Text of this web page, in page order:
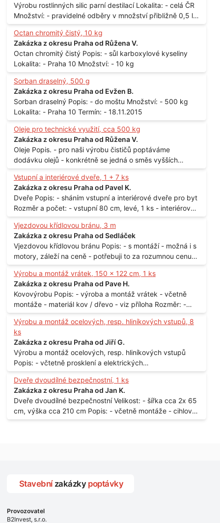
Výrobu rostlinných silic parní destilací Lokalita: - celá ČR
Množství: - pravidelné odběry v množství přibližně 0,5 l
až 1 l
Octan chromitý čistý, 10 kg
Zakázka z okresu Praha od Růžena V.
Octan chromitý čistý Popis: - sůl karboxylové kyseliny
Lokalita: - Praha 10 Množství: - 10 kg
Sorban draselný, 500 g
Zakázka z okresu Praha od Evžen B.
Sorban draselný Popis: - do moštu Množství: - 500 kg
Lokalita: - Praha 10 Termín: - 18.11.2015
Oleje pro technické využití, cca 500 kg
Zakázka z okresu Praha od Růžena V.
Oleje Popis. - pro naši výrobu čističů poptáváme
dodávku olejů - konkrétně se jedná o směs vyšších
mastných kyselin s převahou olejové kyseliny - účelem je
technické využití - hustota při 20°C - cca 870 kg / m3
Balení: - po 190 kg v sudu Množství: - cca 500 kg - roční
spotřeba Lokalita: - Praha
Vstupní a interiérové dveře, 1 + 7 ks
Zakázka z okresu Praha od Pavel K.
Dveře Popis: - sháním vstupní a interiérové dveře pro byt
Rozměr a počet: - vstupní 80 cm, levé, 1 ks - interiérové
80 cm, levé, 2 ks - 80 cm, pravé, 3 ks - 60 cm, levé, 2 ks
Lokalita: - Praha 10
Vjezdovou křídlovou bránu, 3 m
Zakázka z okresu Praha od Sedláček
Vjezdovou křídlovou bránu Popis: - s montáží - možná i s
motory, záleží na ceně - potřebuji to za rozumnou cenu
Materiál: - ocel Množství: - 1 ks Velikost: - 3 m Lokalita: -
Praha
Výrobu a montáž vrátek, 150 x 122 cm, 1 ks
Zakázka z okresu Praha od Pave H.
Kovovýrobu Popis: - výroba a montáž vrátek - včetně
montáže - materiál kov / dřevo - viz příloha Rozměr: -
150 x 122 cm Lokalita: - Senohraby Nabídky na e-mail.
Výrobu a montáž ocelových, resp. hliníkových vstupů, 8
ks
Zakázka z okresu Praha od Jiří G.
Výrobu a montáž ocelových, resp. hliníkových vstupů
Popis: - včtetně prosklení a elektrických
samozamýkacích zámků pro panelový dům - jedná se o
vchodové dveře umístěné v zarámovaném a proskleném
portálu - předmětem dodávky bude i demontáž
stávajících a už nevyhovujících prosklených,
umělohmotných vstupů Množství: - 8 ks Lokalita: - 7, 9,
Dveře dvoudílné bezpečnostní, 1 ks
Zakázka z okresu Praha od Jan K.
Dveře dvoudílné bezpečnostní Velikost: - šířka cca 2x 65
cm, výška cca 210 cm Popis: - včetně montáže - cihlový
dům, 2. patro - vchod z chodby - rozměry bez zárubní
Stavební zakázky poptávky
Provozovatel
B2Invest, s.r.o.